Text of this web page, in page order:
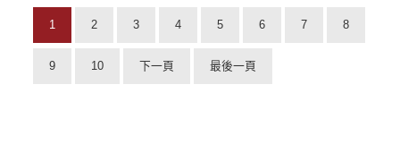
1 2 3 4 5 6 7 8
9 10 下一頁 最後一頁